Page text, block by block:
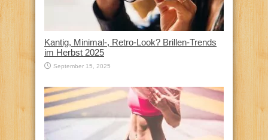
Kantig, Minimal-, Retro-Look? Brillen-Trends
im Herbst 2025
September 15, 2025